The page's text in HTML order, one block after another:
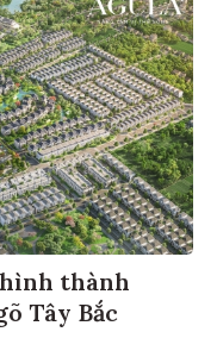
thành
Tây Bắc